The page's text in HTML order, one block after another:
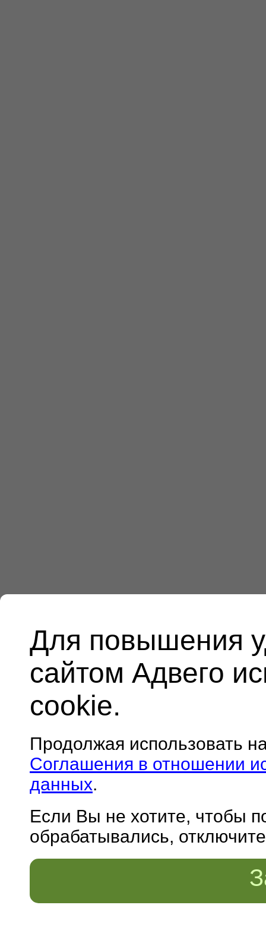
Для повышения
сайтом Адвего
cookie.
Продолжая использовать
Соглашения в отношении
данных.
Если Вы не хотите, чтобы
обрабатывались,